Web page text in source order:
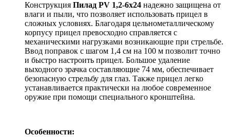
Конструкция Пилад РV 1,2-6х24 надежно защищена от
влаги и пыли, что позволяет использовать прицел в
сложных условиях. Благодаря цельнометаллическому
корпусу прицел превосходно справляется с
механическими нагрузками возникающие при стрельбе.
Ввод поправок с шагом 1,4 см на 100 м позволит точно
и быстро настроить прицел. Большое удаление
выходного зрачка составляющие 74 мм, обеспечивает
безопасную стрельбу для глаз. Также прицел легко
устанавливается практически на любое современное
оружие при помощи специального кронштейна.
Особенности: